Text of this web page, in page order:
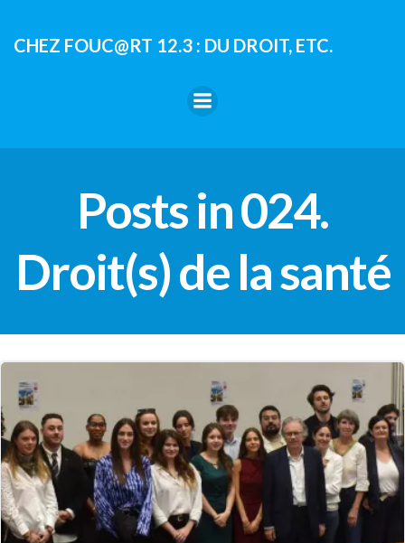
contenu
CHEZ FOUC@RT 12.3 : DU DROIT, ETC.
Posts in 024.
Droit(s) de la santé